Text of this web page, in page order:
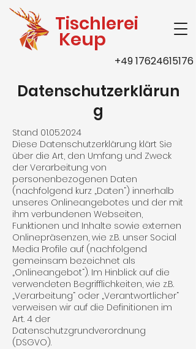
Keup
Tischlerei
+49 17624615176
Datenschutzerklärun
g
Stand 01.05.2024
Diese Datenschutzerklärung klärt Sie
über die Art, den Umfang und Zweck
der Verarbeitung von
personenbezogenen Daten
(nachfolgend kurz „Daten“) innerhalb
unseres Onlineangebotes und der mit
ihm verbundenen Webseiten,
Funktionen und Inhalte sowie externen
Onlinepräsenzen, wie z.B. unser Social
Media Profile auf (nachfolgend
gemeinsam bezeichnet als
„Onlineangebot“). Im Hinblick auf die
verwendeten Begrifflichkeiten, wie z.B.
„Verarbeitung“ oder „Verantwortlicher“
verweisen wir auf die Definitionen im
Art. 4 der
Datenschutzgrundverordnung
(DSGVO).